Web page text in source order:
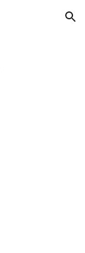
Skip to navigation